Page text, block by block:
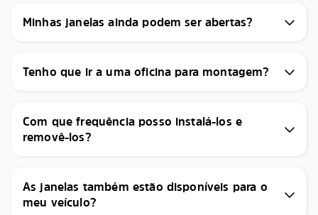
Minhas janelas ainda podem ser abertas?
Tenho que ir a uma oficina para montagem?
Com que frequência posso instalá-los e
removê-los?
As janelas também estão disponíveis para o
meu veículo?